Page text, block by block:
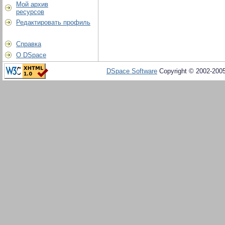
Мой архив
ресурсов
Редактировать профиль
Справка
О DSpace
DSpace Software Copyright © 2002-